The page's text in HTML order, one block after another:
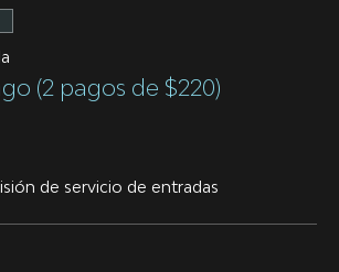
(2 pagos de $220)
de servicio de entradas